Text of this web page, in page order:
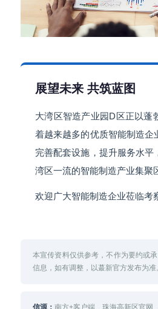
展望未来 共筑蓝图
大湾区智造产业园D区正以蓬
着越来越多的优质智能制造企
完善配套设施，提升服务水平
湾区一流的智能制造产业集聚
欢迎广大智能制造企业莅临考
本宣传资料仅供参考，不作为要约或
信息，如有调整，以蕞新官方发布为准
信源： 南方+客户端、珠海高新区官网